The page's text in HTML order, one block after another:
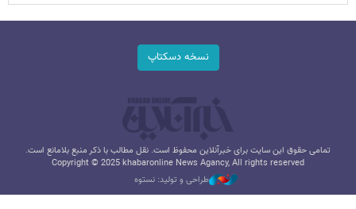
نسخه دسکتاپ
تمامی حقوق این سایت برای خبرآنلاین محفوظ است. نقل مطالب با ذکر منبع بلامانع است.
Copyright © 2025 khabaronline News Agancy, All rights reserved
طراحی و تولید: نستوه